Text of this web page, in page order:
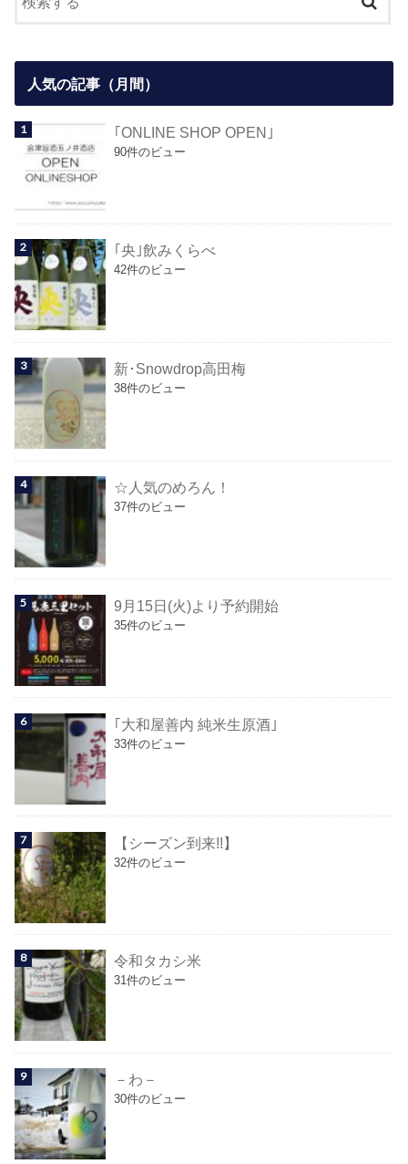
人気の記事（月間）
｢ONLINE SHOP OPEN｣
90件のビュー
｢央｣飲みくらべ
42件のビュー
新･Snowdrop高田梅
38件のビュー
☆人気のめろん！
37件のビュー
9月15日(火)より予約開始
35件のビュー
｢大和屋善内 純米生原酒｣
33件のビュー
【シーズン到来!!】
32件のビュー
令和タカシ米
31件のビュー
－わ－
30件のビュー